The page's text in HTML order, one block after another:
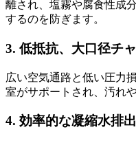
離され、塩霧や腐食性成
するのを防ぎます。
3. 低抵抗、大口径チ
広い空気通路と低い圧力
室がサポートされ、汚れ
4. 効率的な凝縮水排